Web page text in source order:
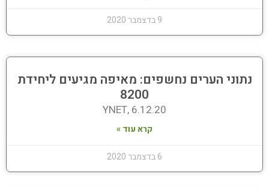
9 בדצמבר 2020
נתוני הערים נחשפים: מאיפה מגיעים ליחידת
8200
YNET, 6.12.20
קרא עוד »
6 בדצמבר 2020